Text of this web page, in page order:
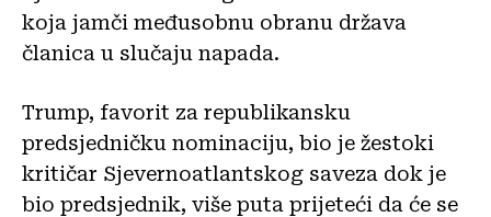
koja jamči međusobnu obranu država
članica u slučaju napada.
Trump, favorit za republikansku
predsjedničku nominaciju, bio je žestoki
kritičar Sjevernoatlantskog saveza dok je
bio predsjednik, više puta prijeteći da će se